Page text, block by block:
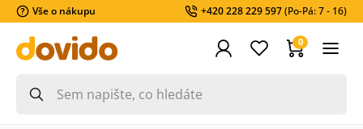
Vše o nákupu +420 228 229 597(Po-Pá: 7 - 16)
0